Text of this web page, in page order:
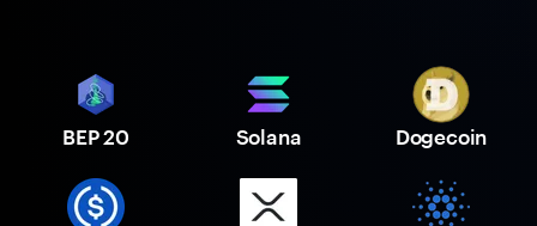
BEP 20 Solana Dogecoin